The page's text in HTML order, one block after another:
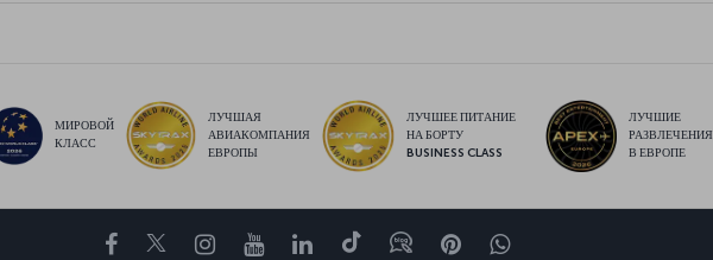
МИРОВОЙ
КЛАСС
ЛУЧШАЯ
АВИАКОМПАНИЯ
ЕВРОПЫ
ЛУЧШЕЕ ПИТАНИЕ
НА БОРТУ
BUSINESS CLASS
ЛУЧШИЕ
РАЗВЛЕЧЕНИЯ
В ЕВРОПЕ
Facebook
TwitterInstagram
YouTubeLinkedIn
TikTokБлогPinterestWhatsApp